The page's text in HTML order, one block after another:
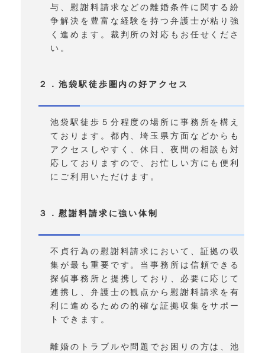
与、慰謝料請求などの離婚条件に関する紛
争解決を豊富な経験を持つ弁護士が粘り強
く進めます。裁判所の対応もお任せくださ
い。
２．池袋駅徒歩圏内の好アクセス
池袋駅徒歩５分程度の場所に事務所を構え
ております。都内、埼玉県方面などからも
アクセスしやすく、休日、夜間の相談も対
応しておりますので、お忙しい方にも便利
にご利用いただけます。
３．慰謝料請求に強い体制
不貞行為の慰謝料請求において、証拠の収
集が最も重要です。当事務所は信頼できる
探偵事務所と提携しており、必要に応じて
連携し、弁護士の観点から慰謝料請求を有
利に進めるための的確な証拠収集をサポー
トできます。
離婚のトラブルや問題でお困りの方は、池